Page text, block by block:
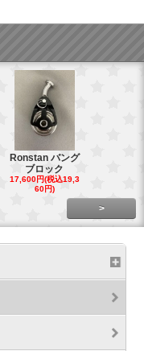
Ronstan バング
ブロック
17,600円(税込19,3
60円)
>